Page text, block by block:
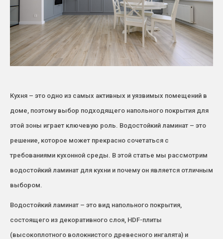
Кухня – это одно из самых активных и уязвимых помещений в
доме, поэтому выбор подходящего напольного покрытия для
этой зоны играет ключевую роль. Водостойкий ламинат – это
решение, которое может прекрасно сочетаться с
требованиями кухонной среды. В этой статье мы рассмотрим
водостойкий ламинат для кухни и почему он является отличным
выбором.
Водостойкий ламинат – это вид напольного покрытия,
состоящего из декоративного слоя, HDF-плиты
(высокоплотного волокнистого древесного ингалята) и